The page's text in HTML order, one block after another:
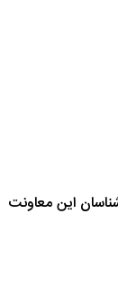
این معاونت